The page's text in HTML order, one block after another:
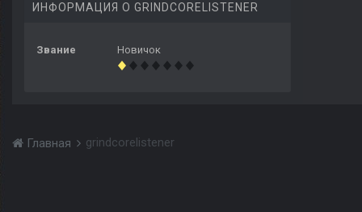
ИНФОРМАЦИЯ О GRINDCORELISTENER
Звание Новичок
Главная grindcorelistener